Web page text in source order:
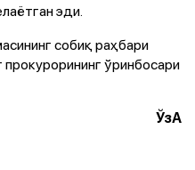
эди.
собиқ раҳбари
ўринбосари
ЎзА